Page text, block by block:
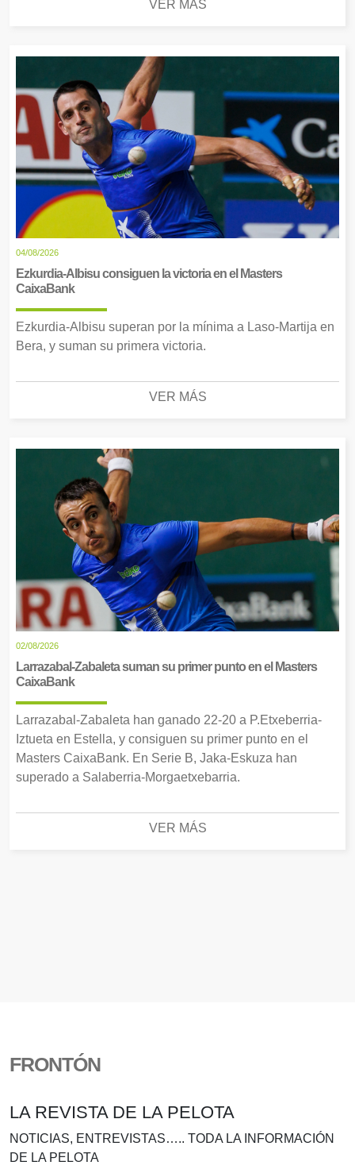
VER MÁS
04/08/2026
Ezkurdia-Albisu consiguen la victoria en el Masters
CaixaBank
Ezkurdia-Albisu superan por la mínima a Laso-Martija en
Bera, y suman su primera victoria.
VER MÁS
02/08/2026
Larrazabal-Zabaleta suman su primer punto en el Masters
CaixaBank
Larrazabal-Zabaleta han ganado 22-20 a P.Etxeberria-
Iztueta en Estella, y consiguen su primer punto en el
Masters CaixaBank. En Serie B, Jaka-Eskuza han
superado a Salaberria-Morgaetxebarria.
VER MÁS
FRONTÓN
LA REVISTA DE LA PELOTA
NOTICIAS, ENTREVISTAS….. TODA LA INFORMACIÓN
DE LA PELOTA